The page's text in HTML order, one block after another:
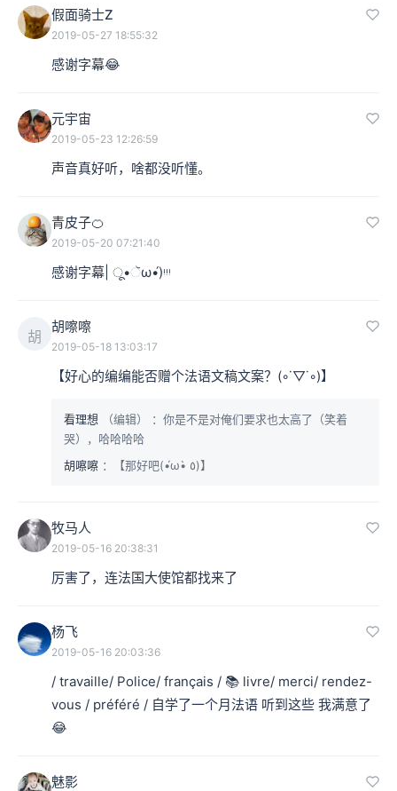
假面骑士Z
2019-05-27 18:55:32
感谢字幕😂
元宇宙
2019-05-23 12:26:59
声音真好听，啥都没听懂。
青皮子🍊
2019-05-20 07:21:40
感谢字幕| ू•ૅω•́)ᵎᵎᵎ
胡
胡嚓嚓
2019-05-18 13:03:17
【好心的编编能否赠个法语文稿文案？(◦˙▽˙◦)】
看理想 （编辑）
：你是不是对俺们要求也太高了（笑着
哭），哈哈哈哈
胡嚓嚓
：【那好吧(•́ω•̀ ٥)】
牧马人
2019-05-16 20:38:31
厉害了，连法国大使馆都找来了
杨飞
2019-05-16 20:03:36
/ travaille/ Police/ français / 📚 livre/ merci/ rendez-
vous / préféré / 自学了一个月法语 听到这些 我满意了
😂
魅影